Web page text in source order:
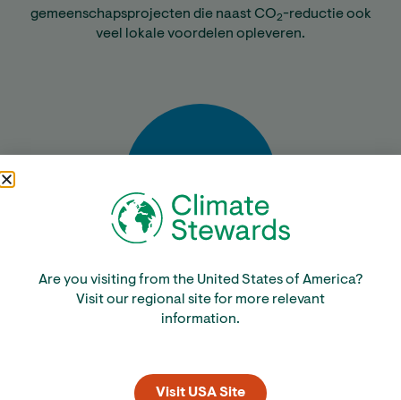
gemeenschapsprojecten die naast CO2-reductie ook
veel lokale voordelen opleveren.
Bereken
Are you visiting from the United States of America?
Visit our regional site for more relevant
information.
Visit USA Site